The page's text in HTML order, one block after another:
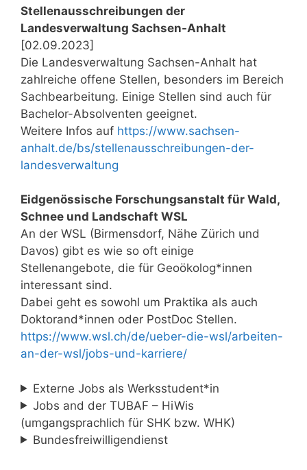
Stellenausschreibungen der
Landesverwaltung Sachsen-Anhalt
[02.09.2023]
Die Landesverwaltung Sachsen-Anhalt hat
zahlreiche offene Stellen, besonders im Bereich
Sachbearbeitung. Einige Stellen sind auch für
Bachelor-Absolventen geeignet.
Weitere Infos auf https://www.sachsen-
anhalt.de/bs/stellenausschreibungen-der-
landesverwaltung
Eidgenössische Forschungsanstalt für Wald,
Schnee und Landschaft WSL
An der WSL (Birmensdorf, Nähe Zürich und
Davos) gibt es wie so oft einige
Stellenangebote, die für Geoökolog*innen
interessant sind.
Dabei geht es sowohl um Praktika als auch
Doktorand*innen oder PostDoc Stellen.
https://www.wsl.ch/de/ueber-die-wsl/arbeiten-
an-der-wsl/jobs-und-karriere/
Externe Jobs als Werksstudent*in
Jobs and der TUBAF – HiWis
(umgangsprachlich für SHK bzw. WHK)
Bundesfreiwilligendienst